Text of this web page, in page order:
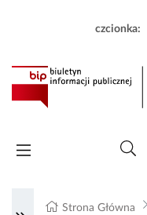
czcionka:
Strona Główna